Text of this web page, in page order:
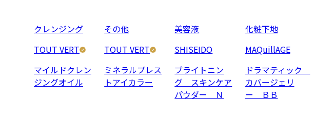
クレンジング
TOUT VERT
マイルドクレン
ジングオイル
その他
TOUT VERT
ミネラルプレス
トアイカラー
美容液
SHISEIDO
ブライトニン
グ スキンケア
パウダー Ｎ
化粧下地
MAQuillAGE
ドラマティック
カバージェリ
ー ＢＢ